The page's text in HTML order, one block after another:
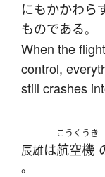
にもかかわら
ものである。
When the
control,
still crashes
辰雄は
こうくうき
航空機
。